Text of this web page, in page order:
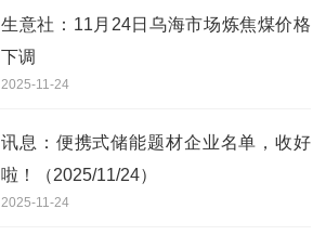
生意社：11月24日乌海市场炼焦煤价格
下调
2025-11-24
讯息：便携式储能题材企业名单，收好
啦！（2025/11/24）
2025-11-24